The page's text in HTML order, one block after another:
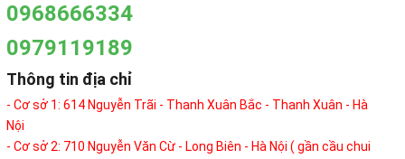
0968666334
0979119189
Thông tin địa chỉ
- Cơ sở 1: 614 Nguyễn Trãi - Thanh Xuân Bắc - Thanh Xuân - Hà
Nội
- Cơ sở 2: 710 Nguyễn Văn Cừ - Long Biên - Hà Nội ( gần cầu chui